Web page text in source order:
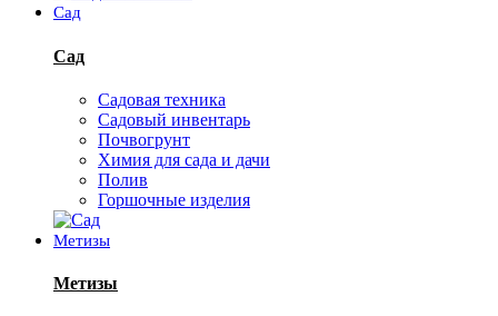
Сад
Сад
Садовая техника
Садовый инвентарь
Почвогрунт
Химия для сада и дачи
Полив
Горшочные изделия
Метизы
Метизы